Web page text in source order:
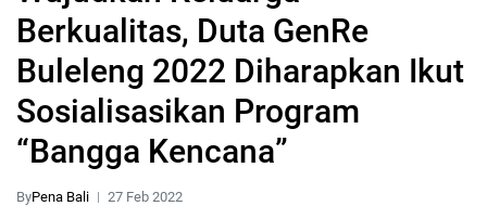
Berkualitas, Duta GenRe
Buleleng 2022 Diharapkan Ikut
Sosialisasikan Program
“Bangga Kencana”
ByPena Bali 27 Feb 2022